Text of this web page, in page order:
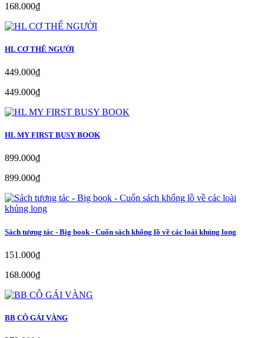
168.000₫
HL CƠ THỂ NGƯỜI
449.000₫
449.000₫
HL MY FIRST BUSY BOOK
899.000₫
899.000₫
Sách tương tác - Big book - Cuốn sách khổng lồ về các loài khủng long
151.000₫
168.000₫
BB CÔ GÁI VÀNG